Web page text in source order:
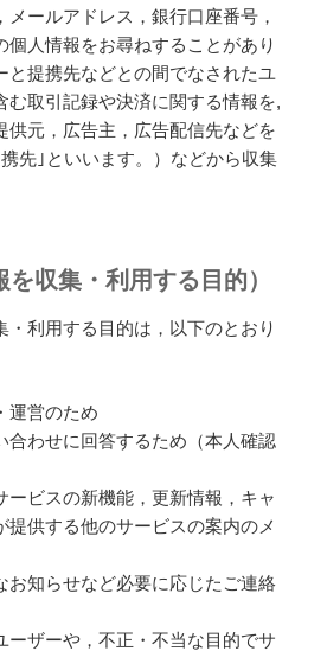
メールアドレス，銀行口座番号，
個人情報をお尋ねすることがあり
と提携先などとの間でなされたユ
む取引記録や決済に関する情報を,
供元，広告主，広告配信先などを
先｣といいます。）などから収集
収集・利用する目的）
・利用する目的は，以下のとおり
運営のため
合わせに回答するため（本人確認
ービスの新機能，更新情報，キャ
提供する他のサービスの案内のメ
お知らせなど必要に応じたご連絡
ーザーや，不正・不当な目的でサ